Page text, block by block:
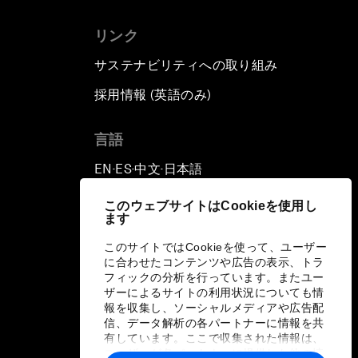
このウェブサイトはCookieを使用し
ます
このサイトではCookieを使って、ユーザー
に合わせたコンテンツや広告の表示、トラ
フィックの分析を行っています。またユー
ザーによるサイトの利用状況についても情
報を収集し、ソーシャルメディアや広告配
信、データ解析の各パートナーに情報を共
有しています。ここで収集された情報は、
ユーザーが各パートナーに提供した他の情
リンク
サステナビリティへの取り組み
採用情報 (英語のみ)
言語
EN ▪ ES▪中文▪ 日本語